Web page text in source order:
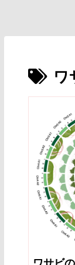
ワ